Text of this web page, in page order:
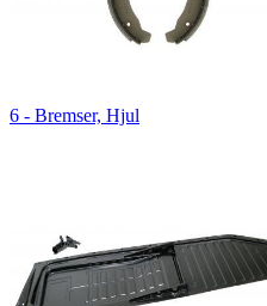
6 - Bremser, Hjul